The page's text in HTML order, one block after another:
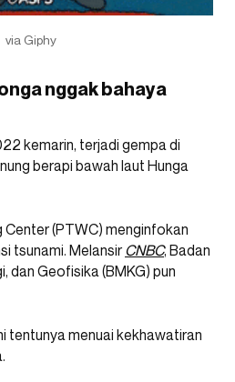
via Giphy
nggak bahaya
kemarin, terjadi gempa di
berapi bawah laut Hunga
Center (PTWC) menginfokan
tsunami. Melansir CNBC, Badan
dan Geofisika (BMKG) pun
tentunya menuai kekhawatiran